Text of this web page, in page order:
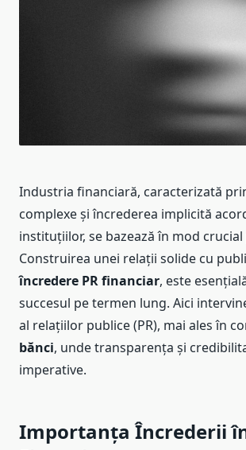
Industria financiară, caracterizată
complexe și încrederea implicită
instituțiilor, se bazează în mod
Construirea unei relații solide cu
încredere PR financiar, este
succesul pe termen lung. Aici
al relațiilor publice (PR), mai ales în
bănci, unde transparența și
imperative.
Importanța Încrederii